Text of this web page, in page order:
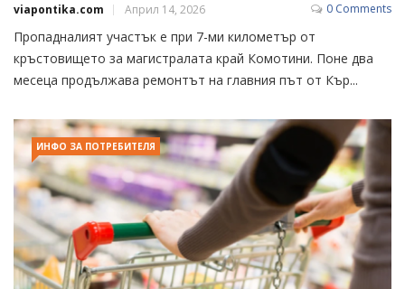
viapontika.com Април 14, 2026 0 Comments
Пропадналият участък е при 7-ми километър от
кръстовището за магистралата край Комотини. Поне два
месеца продължава ремонтът на главния път от Кър...
ИНФО ЗА ПОТРЕБИТЕЛЯ